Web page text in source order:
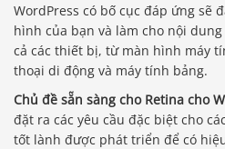
WordPress có bố cục đáp ứng sẽ
hình của bạn và làm cho nội
cả các thiết bị, từ màn hình máy
thoại di động và máy tính bảng.
Chủ đề sẵn sàng cho Retina cho
đặt ra các yêu cầu đặc biệt cho
tốt lành được phát triển để có